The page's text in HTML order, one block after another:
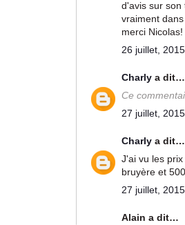
d'avis sur son
vraiment
merci Nicolas!
26 juillet, 2015
Charly a dit…
Ce
27 juillet, 2015
Charly a dit…
J'ai vu les
bruyère et
27 juillet, 2015
Alain a dit…